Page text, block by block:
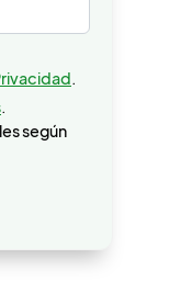
.
.
según